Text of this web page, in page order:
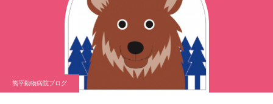
熊平動物病院ブログ